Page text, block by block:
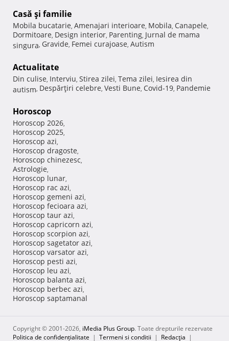
Casă şi familie
Mobila bucatarie, Amenajari interioare, Mobila, Canapele,
Dormitoare, Design interior, Parenting, Jurnal de mama
singura, Gravide, Femei curajoase, Autism
Actualitate
Din culise, Interviu, Stirea zilei, Tema zilei, Iesirea din
autism, Despărţiri celebre, Vesti Bune, Covid-19, Pandemie
Horoscop
Horoscop 2026,
Horoscop 2025,
Horoscop azi,
Horoscop dragoste,
Horoscop chinezesc,
Astrologie,
Horoscop lunar,
Horoscop rac azi,
Horoscop gemeni azi,
Horoscop fecioara azi,
Horoscop taur azi,
Horoscop capricorn azi,
Horoscop scorpion azi,
Horoscop sagetator azi,
Horoscop varsator azi,
Horoscop pesti azi,
Horoscop leu azi,
Horoscop balanta azi,
Horoscop berbec azi,
Horoscop saptamanal
Copyright © 2001-2026, iMedia Plus Group. Toate drepturile rezervate
Politica de confidențialitate | Termeni si conditii | Redacţia |